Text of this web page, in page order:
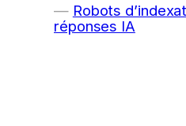
Robots
réponses IA